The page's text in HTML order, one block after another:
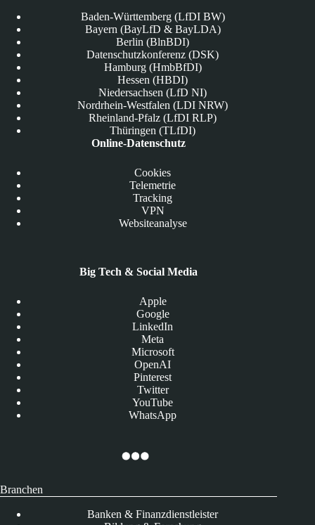
Baden-Württemberg (LfDI BW)
Bayern (BayLfD & BayLDA)
Berlin (BlnBDI)
Datenschutzkonferenz (DSK)
Hamburg (HmbBfDI)
Hessen (HBDI)
Niedersachsen (LfD NI)
Nordrhein-Westfalen (LDI NRW)
Rheinland-Pfalz (LfDI RLP)
Thüringen (TLfDI)
Online-Datenschutz
Cookies
Telemetrie
Tracking
VPN
Websiteanalyse
Big Tech & Social Media
Apple
Google
LinkedIn
Meta
Microsoft
OpenAI
Pinterest
Twitter
YouTube
WhatsApp
Branchen
Banken & Finanzdienstleister